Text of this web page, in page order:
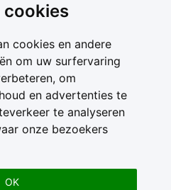
cookies
cookies en andere
om uw surfervaring
om
en advertenties te
te analyseren
onze bezoekers
OK